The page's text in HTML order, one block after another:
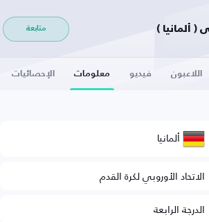
) متابعة
اللاعبون فيديو معلومات الإحصائيات
ألمانيا
الاتحاد الأوروبي لكرة القدم
الدرجة الرابعة